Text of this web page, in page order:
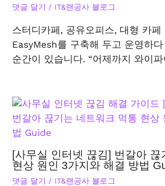
댓글 달기 / IT&랜공사 블로그
스터디카페, 공유오피스, 대형 카페
EasyMesh를 구축해 두고 운영하
순간이 있습니다. “어제까지 와이
[사무실 인터넷 끊김] 번갈아 끊
현상 원인 3가지와 해결 방법
댓글 달기 / IT&랜공사 블로그